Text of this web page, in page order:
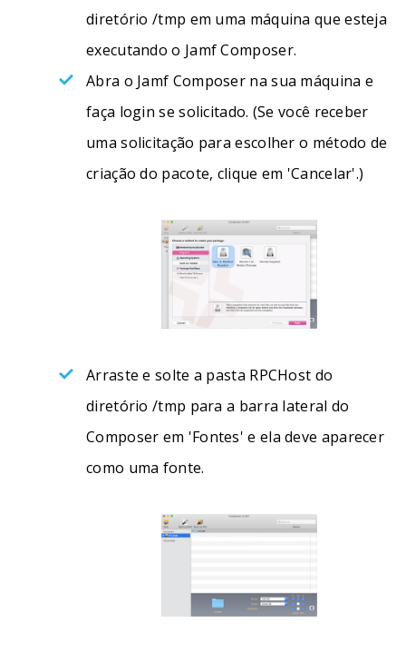
diretório /tmp em uma máquina que esteja
executando o Jamf Composer.
Abra o Jamf Composer na sua máquina e
faça login se solicitado. (Se você receber
uma solicitação para escolher o método de
criação do pacote, clique em 'Cancelar'.)
Arraste e solte a pasta RPCHost do
diretório /tmp para a barra lateral do
Composer em 'Fontes' e ela deve aparecer
como uma fonte.